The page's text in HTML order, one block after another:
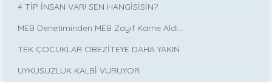
4 TİP İNSAN VAR! SEN HANGİSİSİN?
MEB Denetiminden MEB Zayıf Karne Aldı…
TEK ÇOCUKLAR OBEZİTEYE DAHA YAKIN
UYKUSUZLUK KALBİ VURUYOR